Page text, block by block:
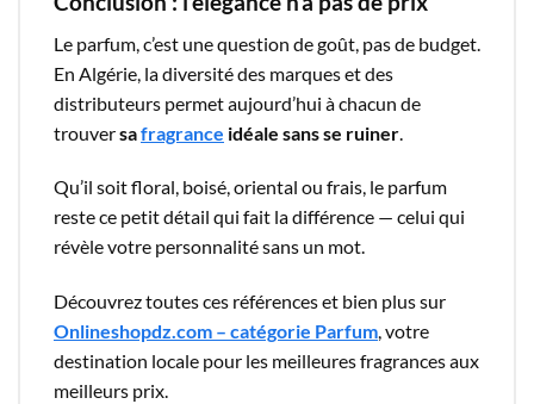
Le parfum, c’est une question de goût, pas de budget.
En Algérie, la diversité des marques et des
distributeurs permet aujourd’hui à chacun de
trouversafragrance idéale sans se ruiner
Qu’il soit floral, boisé, oriental ou frais, le parfum
reste ce petit détail qui fait la différence — celui qui
révèle votre personnalité sans un mot.
Découvrez toutes ces références et bien plus sur
Onlineshopdz.com – catégorie Parfum, votre
destination locale pour les meilleures fragrances aux
meilleurs prix.